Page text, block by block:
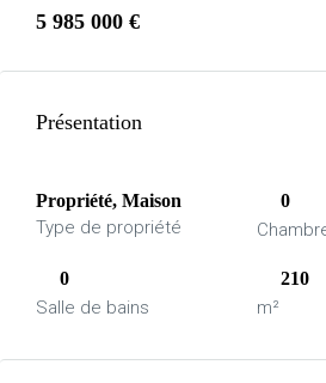
5 985 000 €
Présentation
Propriété, Maison
Type de propriété
0
0
Salle de bains
210
m²